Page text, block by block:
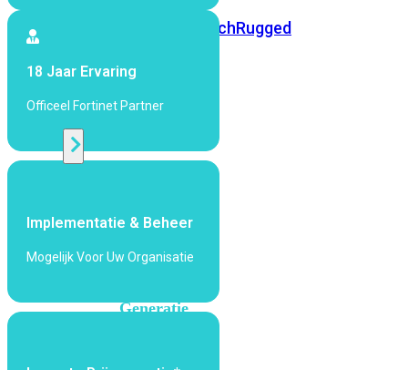
FortiSwitchRugged
POE
Points
bekijken
Wi-
Generatie
18 Jaar Ervaring
Officeel Fortinet Partner
Implementatie & Beheer
Mogelijk Voor Uw Organisatie